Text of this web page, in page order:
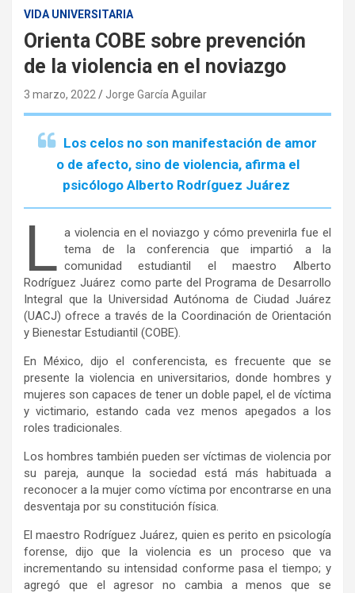
VIDA UNIVERSITARIA
Orienta COBE sobre prevención
de la violencia en el noviazgo
3 marzo, 2022 Jorge García Aguilar
Los celos no son manifestación de amor
o de afecto, sino de violencia, afirma el
psicólogo Alberto Rodríguez Juárez
L a violencia en el noviazgo y cómo prevenirla fue el
tema de la conferencia que impartió a la
comunidad estudiantil el maestro Alberto
Rodríguez Juárez como parte del Programa de Desarrollo
Integral que la Universidad Autónoma de Ciudad Juárez
(UACJ) ofrece a través de la Coordinación de Orientación
y Bienestar Estudiantil (COBE).
En México, dijo el conferencista, es frecuente que se
presente la violencia en universitarios, donde hombres y
mujeres son capaces de tener un doble papel, el de víctima
y victimario, estando cada vez menos apegados a los
roles tradicionales.
Los hombres también pueden ser víctimas de violencia por
su pareja, aunque la sociedad está más habituada a
reconocer a la mujer como víctima por encontrarse en una
desventaja por su constitución física.
El maestro Rodríguez Juárez, quien es perito en psicología
forense, dijo que la violencia es un proceso que va
incrementando su intensidad conforme pasa el tiempo; y
agregó que el agresor no cambia a menos que se